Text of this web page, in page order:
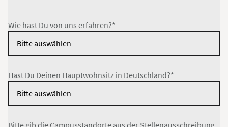
Wie hast Du von uns erfahren?*
Hast Du Deinen Hauptwohnsitz in Deutschland?*